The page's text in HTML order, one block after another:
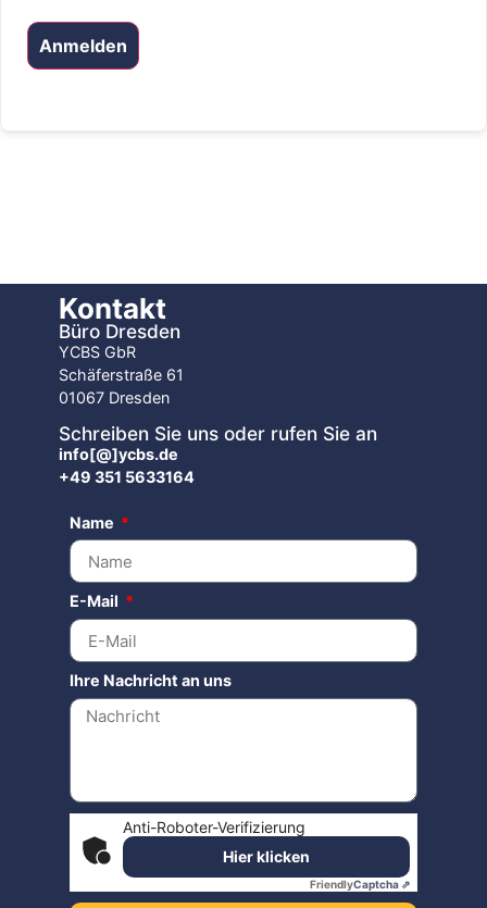
Anmelden
Kontakt
Büro Dresden
YCBS GbR
Schäferstraße 61
01067 Dresden
Schreiben Sie uns oder rufen Sie an
info[@]ycbs.de
+49 351 5633164
Name
E-Mail
Ihre Nachricht an uns
Anti-Roboter-Verifizierung
Hier klicken
FriendlyCaptcha ⇗